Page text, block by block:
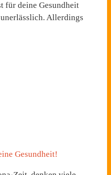
für deine Gesundheit
Allerdings
Gesundheit!